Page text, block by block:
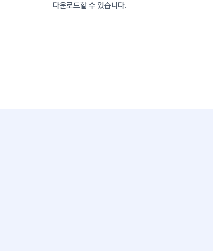
다운로드할 수 있습니다.